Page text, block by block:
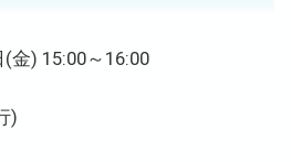
金) 15:00～16:00
)